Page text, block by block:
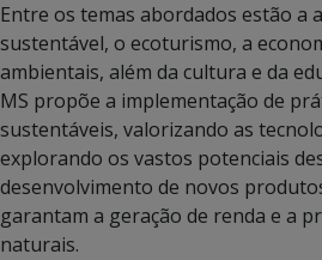
Entre os temas abordados estão a
sustentável, o ecoturismo, a
ambientais, além da cultura e da
MS propõe a implementação de
sustentáveis, valorizando as
explorando os vastos potenciais
desenvolvimento de novos
garantam a geração de renda e a
naturais.